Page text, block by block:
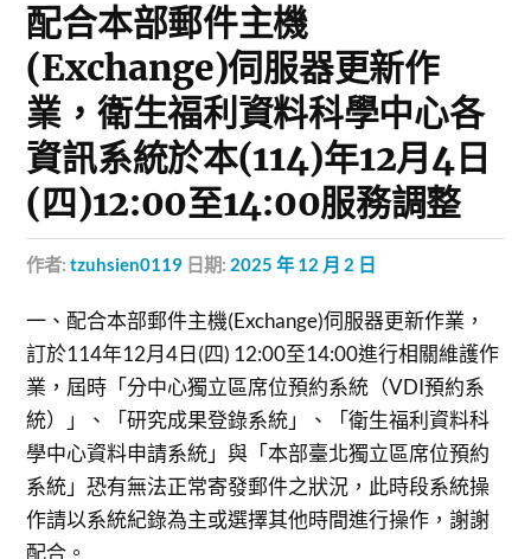
配合本部郵件主機
(Exchange)伺服器更新作
業，衛生福利資料科學中心各
資訊系統於本(114)年12月4日
(四)12:00至14:00服務調整
作者:tzuhsien0119 日期: 2025 年 12 月 2 日
一、配合本部郵件主機(Exchange)伺服器更新作業，
訂於114年12月4日(四) 12:00至14:00進行相關維護作
業，屆時「分中心獨立區席位預約系統（VDI預約系
統）」、「研究成果登錄系統」、「衛生福利資料科
學中心資料申請系統」與「本部臺北獨立區席位預約
系統」恐有無法正常寄發郵件之狀況，此時段系統操
作請以系統紀錄為主或選擇其他時間進行操作，謝謝
配合。